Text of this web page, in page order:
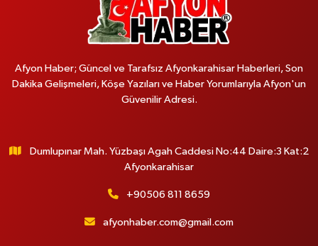
Afyon Haber; Güncel ve Tarafsız Afyonkarahisar Haberleri, Son
Dakika Gelişmeleri, Köşe Yazıları ve Haber Yorumlarıyla Afyon'un
Güvenilir Adresi.
Dumlupınar Mah. Yüzbaşı Agah Caddesi No:44 Daire:3 Kat:2
Afyonkarahisar
+90506 811 8659
afyonhaber.com@gmail.com